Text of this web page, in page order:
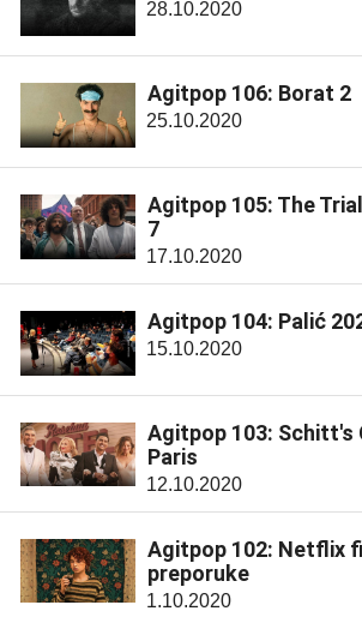
28.10.2020
Agitpop 106: Borat 2
25.10.2020
Agitpop 105: The
7
17.10.2020
Agitpop 104: Palić
15.10.2020
Agitpop 103: Schitt's
Paris
12.10.2020
Agitpop 102: Netflix
preporuke
1.10.2020